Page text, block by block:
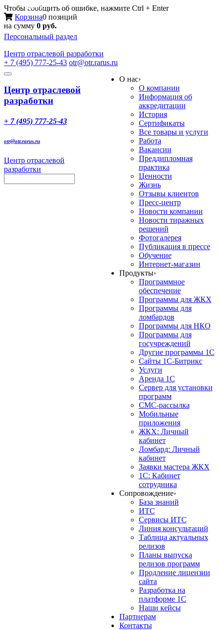
Чтобы сообщить об ошибке, нажмите Ctrl + Enter
Корзина0 позиций
на сумму 0 руб.
Персональный раздел
Центр отраслевой разработки
+ 7 (495) 777-25-43 otr@otr.rarus.ru
Toggle
Меню
Центр отраслевой
разработки
+ 7 (495) 777-25-43
otr@otr.rarus.ru
Центр отраслевой
разработки
О нас›
О компании
Информация об
аккредитации
История
Сертификаты
Все товары и услуги
Работа
Вакансии
Преддипломная
практика
Ценности
Жизнь
Отзывы клиентов
Пресс-центр
Новости компании
Новости тиражных
решений
Фотогалерея
Публикация в прессе
Обучение
Интернет-магазин
Продукты›
Программное
обеспечение
Программы для ЖКХ
Программы для
ломбардов
Программы для НКО
Программы для
госучреждений
Другие программы 1С
Сайты 1С-Битрикс
Услуги
Аренда 1С
Сервер для установки
программ
СМС-рассылка
Мобильные
приложения
ЖКХ: Личный
кабинет
Ломбард: Личный
кабинет
Заявки мастера ЖКХ
1С: Кабинет
сотрудника
Сопровождение›
База знаний
ИТС
Сервисы ИТС
Линия консультаций
Таблица актуальных
релизов
Планы выпуска
релизов программ
Продление лицензии
сайта
Разработка на
платформе 1С
Наши кейсы
Партнерам
Контакты